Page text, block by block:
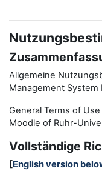
Allgemeine
Management
General Terms of
Moodle of Ruhr-
Vollständige
[English version